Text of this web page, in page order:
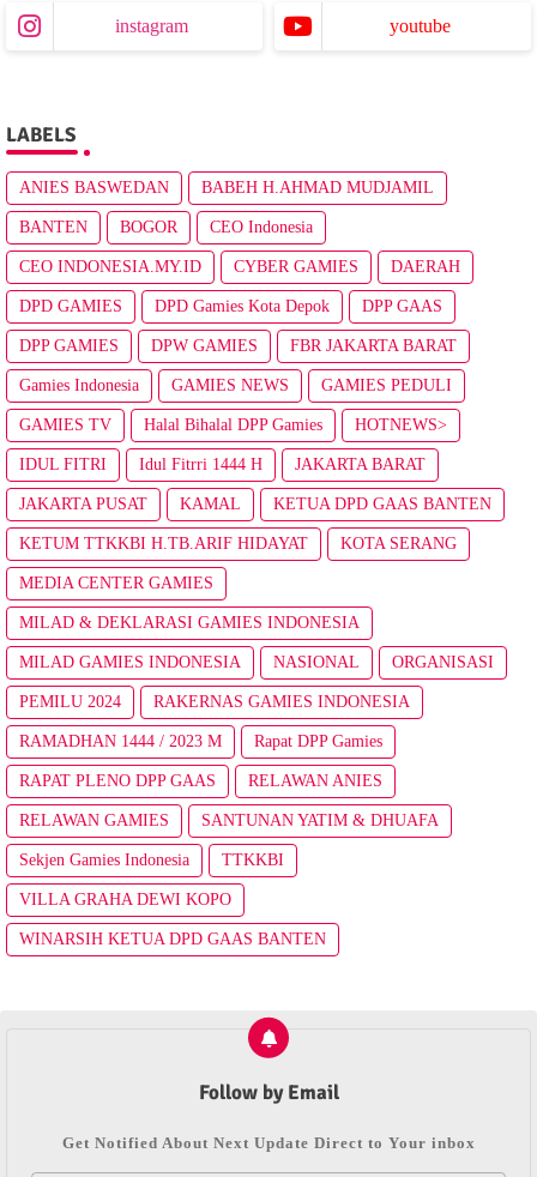
instagram youtube
LABELS
ANIES BASWEDAN BABEH H.AHMAD MUDJAMIL
BANTEN BOGOR CEO Indonesia
CEO INDONESIA.MY.ID CYBER GAMIES DAERAH
DPD GAMIES DPD Gamies Kota Depok DPP GAAS
DPP GAMIES DPW GAMIES FBR JAKARTA BARAT
Gamies Indonesia GAMIES NEWS GAMIES PEDULI
GAMIES TV Halal Bihalal DPP Gamies HOTNEWS>
IDUL FITRI Idul Fitrri 1444 H JAKARTA BARAT
JAKARTA PUSAT KAMAL KETUA DPD GAAS BANTEN
KETUM TTKKBI H.TB.ARIF HIDAYAT KOTA SERANG
MEDIA CENTER GAMIES
MILAD & DEKLARASI GAMIES INDONESIA
MILAD GAMIES INDONESIA NASIONAL ORGANISASI
PEMILU 2024 RAKERNAS GAMIES INDONESIA
RAMADHAN 1444 / 2023 M Rapat DPP Gamies
RAPAT PLENO DPP GAAS RELAWAN ANIES
RELAWAN GAMIES SANTUNAN YATIM & DHUAFA
Sekjen Gamies Indonesia TTKKBI
VILLA GRAHA DEWI KOPO
WINARSIH KETUA DPD GAAS BANTEN
Follow by Email
Get Notified About Next Update Direct to Your inbox